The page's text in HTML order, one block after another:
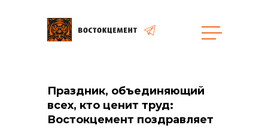
Объекты
Праздник, объединяющий
всех, кто ценит труд:
Востокцемент поздравляет